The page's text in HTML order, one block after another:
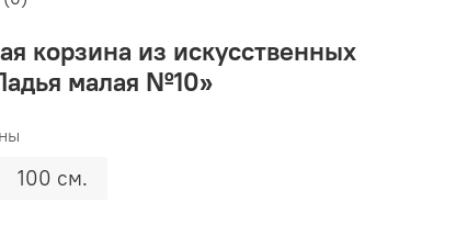
корзина из искусственных
малая №10»
100 см.